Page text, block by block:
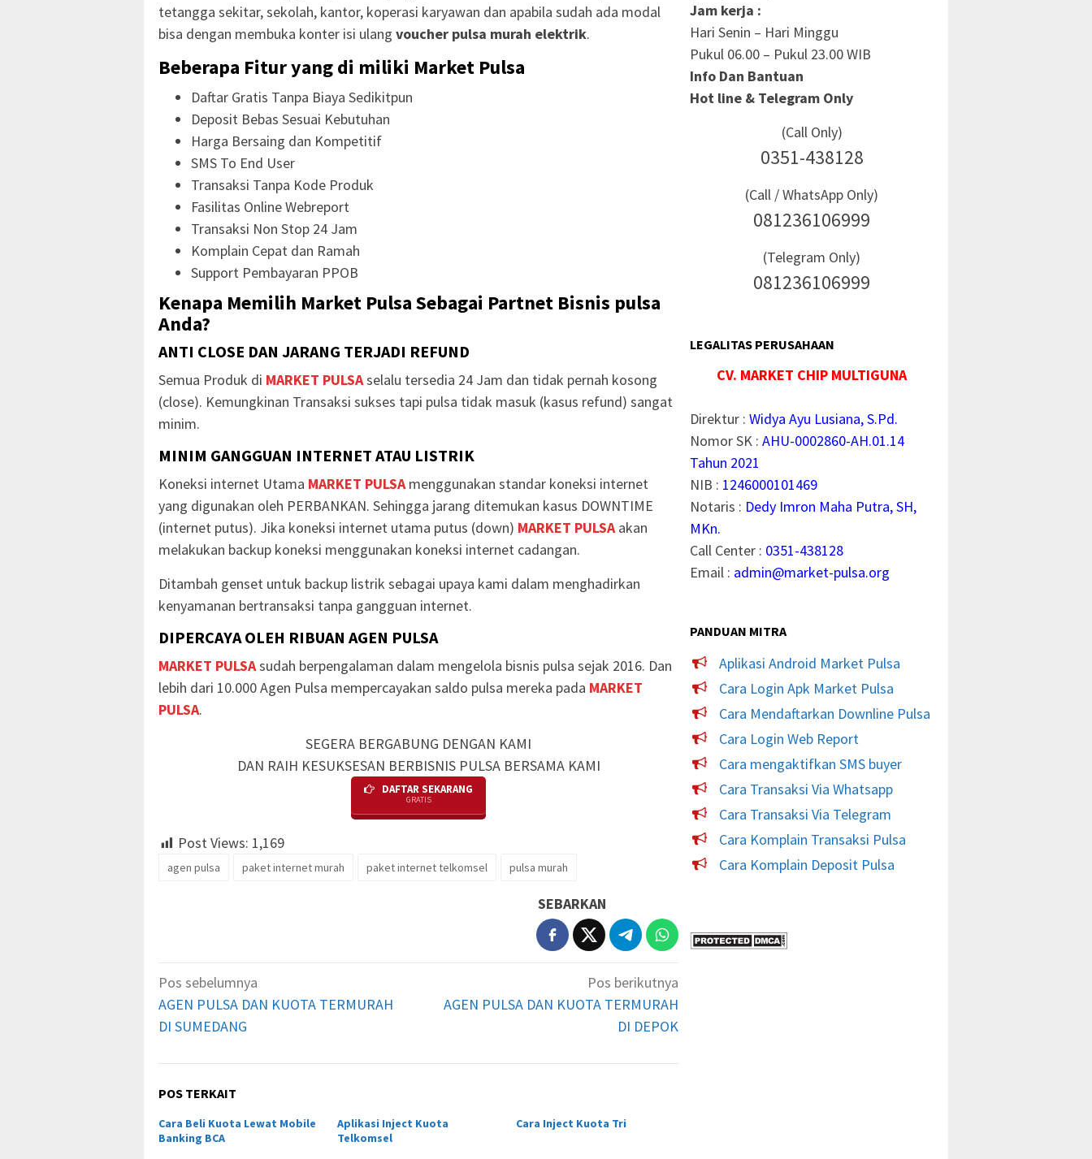
tetangga sekitar, sekolah, kantor, koperasi karyawan dan apabila sudah ada modal
bisa dengan membuka konter isi ulang voucher pulsa murah elektrik.
Beberapa Fitur yang di miliki Market Pulsa
Daftar Gratis Tanpa Biaya Sedikitpun
Deposit Bebas Sesuai Kebutuhan
Harga Bersaing dan Kompetitif
SMS To End User
Transaksi Tanpa Kode Produk
Fasilitas Online Webreport
Transaksi Non Stop 24 Jam
Komplain Cepat dan Ramah
Support Pembayaran PPOB
Kenapa Memilih Market Pulsa Sebagai Partnet Bisnis pulsa
Anda?
ANTI CLOSE DAN JARANG TERJADI REFUND
Semua Produk di MARKET PULSAselalu tersedia 24 Jam dan tidak pernah kosong
(close). Kemungkinan Transaksi sukses tapi pulsa tidak masuk (kasus refund) sangat
minim.
MINIM GANGGUAN INTERNET ATAU LISTRIK
Koneksi internet Utama MARKET PULSAmenggunakan standar koneksi internet
yang digunakan oleh PERBANKAN. Sehingga jarang ditemukan kasus DOWNTIME
(internet putus). Jika koneksi internet utama putus (down) MARKET PULSAakan
melakukan backup koneksi menggunakan koneksi internet cadangan.
Ditambah genset untuk backup listrik sebagai upaya kami dalam menghadirkan
kenyamanan bertransaksi tanpa gangguan internet.
DIPERCAYA OLEH RIBUAN AGEN PULSA
MARKET PULSAsudah berpengalaman dalam mengelola bisnis pulsa sejak 2016. Dan
lebih dari 10.000 Agen Pulsa mempercayakan saldo pulsa mereka pada MARKET
PULSA.
SEGERA BERGABUNG DENGAN KAMI
DAN RAIH KESUKSESAN BERBISNIS PULSA BERSAMA KAMI
DAFTAR SEKARANG
GRATIS
Post Views: 1,169
agen pulsa paket internet murah paket internet telkomsel pulsa murah
SEBARKAN
Navigasi
pos
Pos sebelumnya
AGEN PULSA DAN KUOTA TERMURAH
DI SUMEDANG
Pos berikutnya
AGEN PULSA DAN KUOTA TERMURAH
DI DEPOK
POS TERKAIT
Cara Beli Kuota Lewat Mobile
Banking BCA
Aplikasi Inject Kuota
Telkomsel
Cara Inject Kuota Tri
Jam kerja :
Hari Senin – Hari Minggu
Pukul 06.00 – Pukul 23.00 WIB
Info Dan Bantuan
Hot line & Telegram Only
(Call Only)
0351-438128
(Call / WhatsApp Only)
081236106999
(Telegram Only)
081236106999
LEGALITAS PERUSAHAAN
CV. MARKET CHIP MULTIGUNA
Direktur :Widya Ayu Lusiana, S.Pd.
Nomor SK :AHU-0002860-AH.01.14
Tahun 2021
NIB : 1246000101469
Notaris : Dedy Imron Maha Putra, SH,
MKn.
Call Center : 0351-438128
Email : admin@market-pulsa.org
PANDUAN MITRA
Aplikasi Android Market Pulsa
Cara Login Apk Market Pulsa
Cara Mendaftarkan Downline Pulsa
Cara Login Web Report
Cara mengaktifkan SMS buyer
Cara Transaksi Via Whatsapp
Cara Transaksi Via Telegram
Cara Komplain Transaksi Pulsa
Cara Komplain Deposit Pulsa